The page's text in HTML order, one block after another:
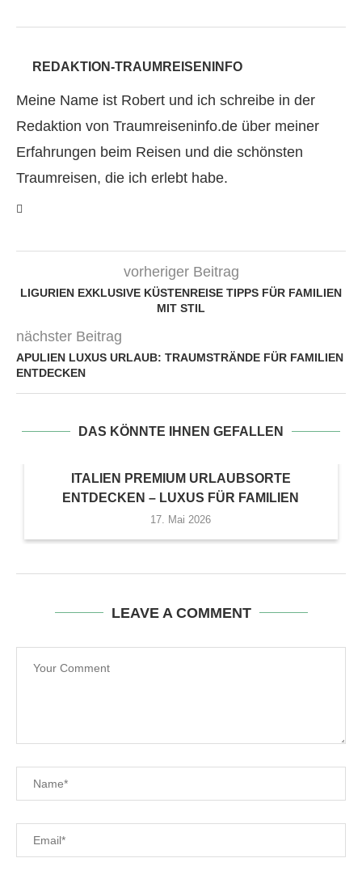
REDAKTION-TRAUMREISENINFO
Meine Name ist Robert und ich schreibe in der
Redaktion von Traumreiseninfo.de über meiner
Erfahrungen beim Reisen und die schönsten
Traumreisen, die ich erlebt habe.
vorheriger Beitrag
LIGURIEN EXKLUSIVE KÜSTENREISE TIPPS FÜR FAMILIEN
MIT STIL
nächster Beitrag
APULIEN LUXUS URLAUB: TRAUMSTRÄNDE FÜR FAMILIEN
ENTDECKEN
DAS KÖNNTE IHNEN GEFALLEN
ITALIEN PREMIUM URLAUBSORTE
ENTDECKEN – LUXUS FÜR FAMILIEN
17. Mai 2026
LEAVE A COMMENT